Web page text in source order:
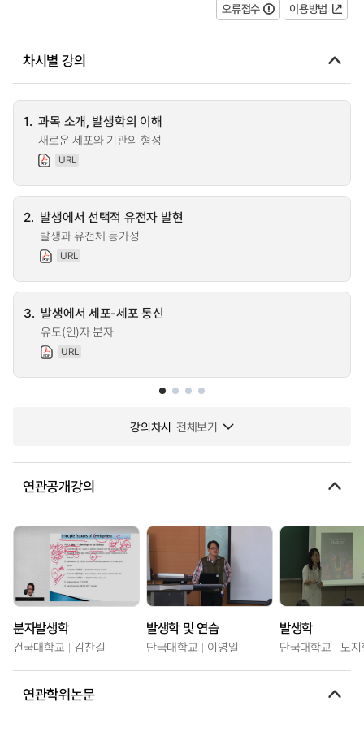
오류접수 이용방법
차시별 강의
1. 과목 소개, 발생학의 이해
새로운 세포와 기관의 형성
URL
2. 발생에서 선택적 유전자 발현
발생과 유전체 등가성
URL
3. 발생에서 세포-세포 통신
유도(인)자 분자
URL
강의차시 전체보기
연관공개강의
분자발생학
건국대학교 김찬길
발생학 및 연습
단국대학교 이영일
발생학
단국대학교 노
연관학위논문